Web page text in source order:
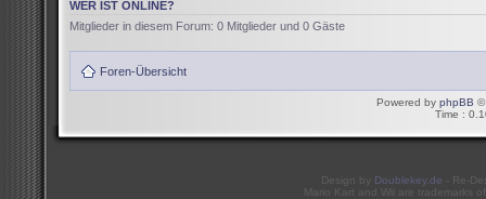
WER IST ONLINE?
Mitglieder in diesem Forum: 0 Mitglieder und 0 Gäste
Foren-Übersicht
Powered by phpBB ©
Time :
Design by Doublekey.de - Re-
Mario Kart and Wii are trademarks